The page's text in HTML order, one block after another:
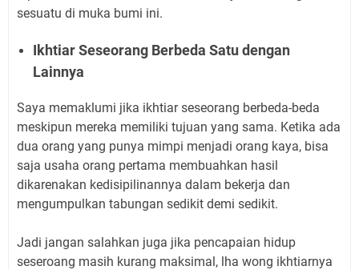
sesuatu di muka bumi ini.
Ikhtiar Seseorang Berbeda Satu dengan
Lainnya
Saya memaklumi jika ikhtiar seseorang berbeda-beda
meskipun mereka memiliki tujuan yang sama. Ketika ada
dua orang yang punya mimpi menjadi orang kaya, bisa
saja usaha orang pertama membuahkan hasil
dikarenakan kedisipilinannya dalam bekerja dan
mengumpulkan tabungan sedikit demi sedikit.
Jadi jangan salahkan juga jika pencapaian hidup
seseroang masih kurang maksimal, lha wong ikhtiarnya